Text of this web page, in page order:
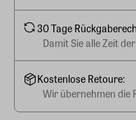
30 Tage
Damit Sie alle Zeit
Kostenlose Retoure:
Wir übernehmen die